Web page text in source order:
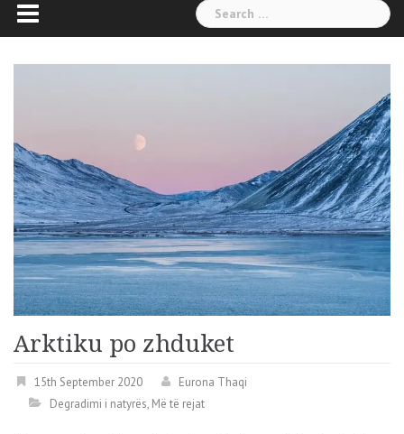
Search
for:
Arktiku po zhduket
15th September 2020
Eurona Thaqi
Degradimi i natyrës, Më të rejat